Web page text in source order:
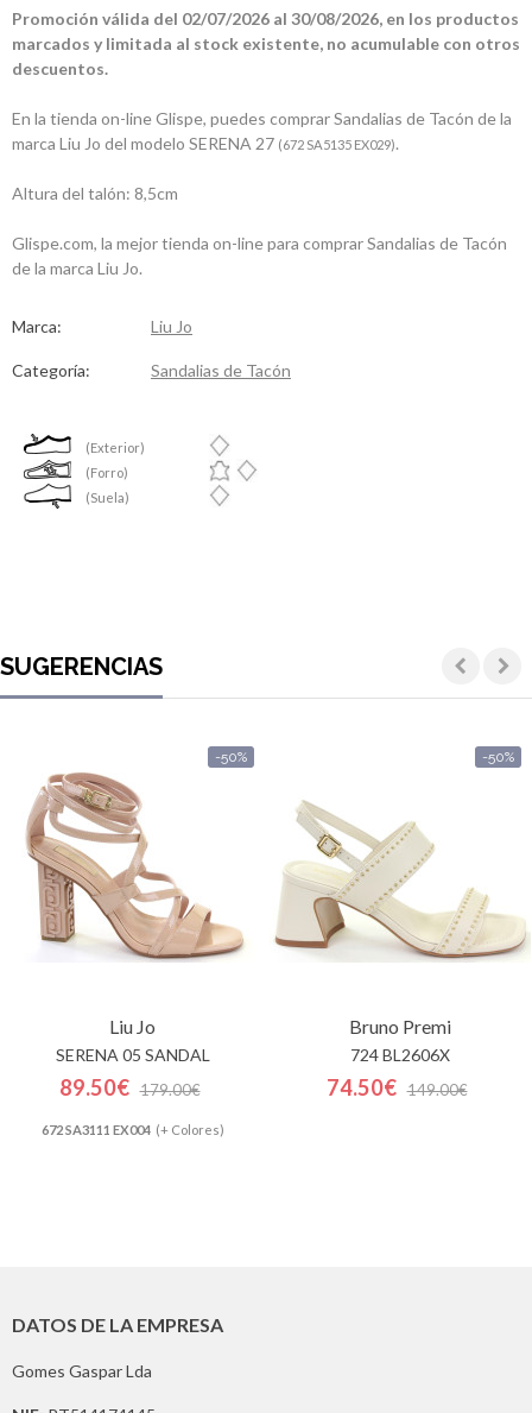
Promoción válida del 02/07/2026 al 30/08/2026, en los productos
marcados y limitada al stock existente, no acumulable con otros
descuentos.
En la tienda on-line Glispe, puedes comprar Sandalias de Tacón de la
marca Liu Jo del modelo SERENA 27 (672 SA5135 EX029).
Altura del talón: 8,5cm
Glispe.com, la mejor tienda on-line para comprar Sandalias de Tacón
de la marca Liu Jo.
Marca: Liu Jo
Categoría: Sandalias de Tacón
(Exterior)
(Forro)
(Suela)
SUGERENCIAS
-50%
Liu Jo
SERENA 05 SANDAL
89.50€ 179.00€
672 SA3111 EX004(+ Colores)
-50%
Bruno Premi
724 BL2606X
74.50€ 149.00€
DATOS DE LA EMPRESA
Gomes Gaspar Lda